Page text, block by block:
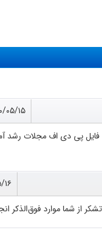
۱۴۰۰/
از شما موارد فوق‌الذکر